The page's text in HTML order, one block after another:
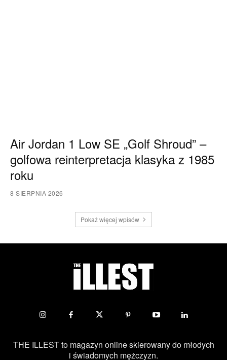
Air Jordan 1 Low SE „Golf Shroud” –
golfowa reinterpretacja klasyka z 1985
roku
8 SIERPNIA 2026
Pokaż więcej wpisów
THE ILLEST to magazyn online skierowany do młodych
i świadomych mężczyzn.